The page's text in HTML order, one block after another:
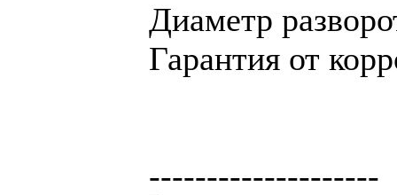
Диаметр
Гарантия от
--------------------